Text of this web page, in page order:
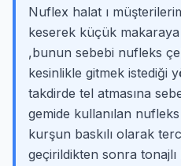
Nuflex halat ı
keserek küçük
,bunun sebebi nufleks
kesinlikle gitmek istediği
takdirde tel atmasına
gemide kullanılan
kurşun baskılı olarak
geçirildikten sonra